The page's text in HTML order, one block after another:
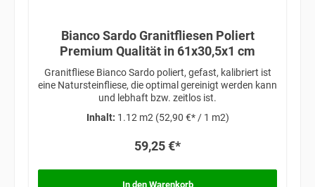
Bianco Sardo Granitfliesen Poliert
Premium Qualität in 61x30,5x1 cm
Granitfliese Bianco Sardo poliert, gefast, kalibriert ist
eine Natursteinfliese, die optimal gereinigt werden kann
und lebhaft bzw. zeitlos ist.
Inhalt: 1.12 m2 (52,90 €* / 1 m2)
59,25 €*
In den Warenkorb